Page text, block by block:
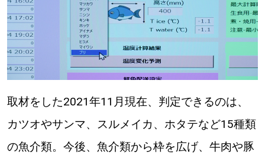
取材をした2021年11月現在、判定できるのは、
カツオやサンマ、スルメイカ、ホタテなど15種類
の魚介類。今後、魚介類から枠を広げ、牛肉や豚